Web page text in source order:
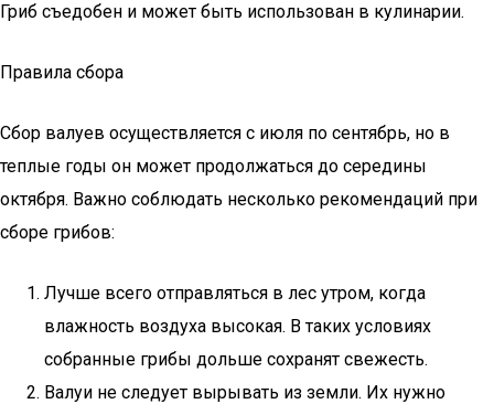
Гриб съедобен и может быть использован в кулинарии.
Правила сбора
Сбор валуев осуществляется с июля по сентябрь, но в
теплые годы он может продолжаться до середины
октября. Важно соблюдать несколько рекомендаций при
сборе грибов:
Лучше всего отправляться в лес утром, когда
влажность воздуха высокая. В таких условиях
собранные грибы дольше сохранят свежесть.
Валуи не следует вырывать из земли. Их нужно